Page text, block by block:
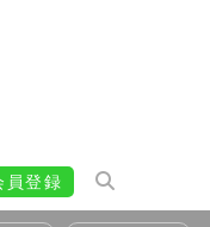
員登録